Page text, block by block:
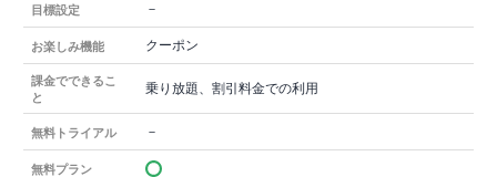
目標設定 －
お楽しみ機能 クーポン
課金でできるこ
と
乗り放題、割引料金での利用
無料トライアル －
無料プラン